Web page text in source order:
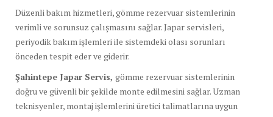
Düzenli bakım hizmetleri, gömme rezervuar sistemlerinin
verimli ve sorunsuz çalışmasını sağlar. Japar servisleri,
periyodik bakım işlemleri ile sistemdeki olası sorunları
önceden tespit eder ve giderir.
Şahintepe Japar Servis, gömme rezervuar sistemlerinin
doğru ve güvenli bir şekilde monte edilmesini sağlar. Uzman
teknisyenler, montaj işlemlerini üretici talimatlarına uygun